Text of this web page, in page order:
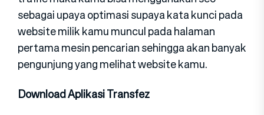
sebagai upaya optimasi supaya kata kunci pada
website milik kamu muncul pada halaman
pertama mesin pencarian sehingga akan banyak
pengunjung yang melihat website kamu.
Download Aplikasi Transfez